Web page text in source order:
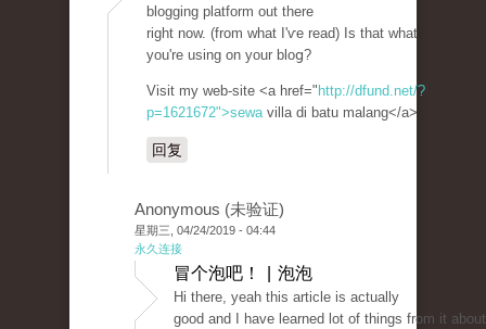
blogging platform out there
right now. (from what I'ѵe read) Is that what
you're using on your bloց?
Visit my web-site <a href=" http://dfund.net/?
p=1621672">sewavilla di batu malang</a>
回复
Anonymous (未验证)
星期三, 04/24/2019 - 04:44
永久连接
冒个泡吧！ | 泡泡
Hi thеre, yeah this article is actually
good and I have learned lot of things from it